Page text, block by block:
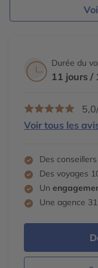
Durée du
11 jours /
Voir tous les
Des
Des voyages
Un
Une agence 31